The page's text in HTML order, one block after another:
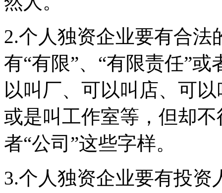
2.个人独资企业要有合
有“有限”、“有限责任”
以叫厂、可以叫店、可
或是叫工作室等，但却不
者“公司”这些字样。
3.个人独资企业要有投